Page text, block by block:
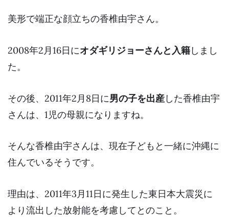
美形で端正な顔立ちの香椎由宇さん。
2008年2月16日にオダギリジョーさんと入籍しまし
た。
その後、2011年2月8日に男の子を出産した香椎由宇
さんは、1児の母親になりますね。
そんな香椎由宇さんは、現在子どもと一緒に沖縄に
住んでいるそうです。
理由は、2011年3月11日に発生した東日本大震災に
より流出した放射能を考慮してとのこと。